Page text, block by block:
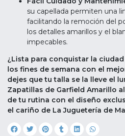
su capellada permiten una
facilitando la remoción del
los detalles amarillos y el
impecables.
¿Lista para conquistar la
los fines de semana con el
dejes que tu talla se la lleve el
Zapatillas de Garfield Amarillo
de tu rutina con el diseño
el cariño de La Juguetería de